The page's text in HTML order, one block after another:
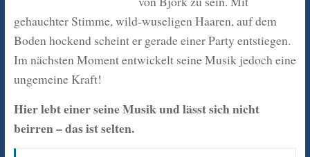
gehauchter Stimme, wild-wuseligen Haaren, auf dem
Boden hockend scheint er gerade einer Party entstiegen.
Im nächsten Moment entwickelt seine Musik jedoch eine
ungemeine Kraft!
Hier lebt einer seine Musik und lässt sich nicht
beirren – das ist selten.